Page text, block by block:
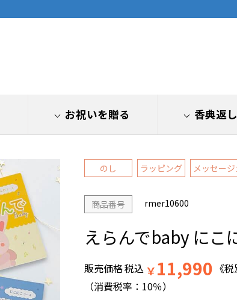
お祝いを贈る 香典返し
のし ラッピング メッセー
商品番号 rmer10600
えらんでbaby にこ
販売価格税込 ￥11,990 《
（消費税率： 10％）